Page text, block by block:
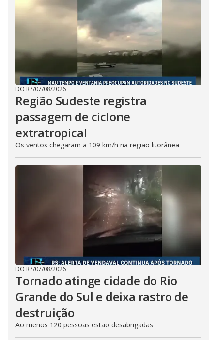
DO R7/07/08/2026
Região Sudeste registra
passagem de ciclone
extratropical
Os ventos chegaram a 109 km/h na região litorânea
DO R7/07/08/2026
Tornado atinge cidade do Rio
Grande do Sul e deixa rastro de
destruição
Ao menos 120 pessoas estão desabrigadas